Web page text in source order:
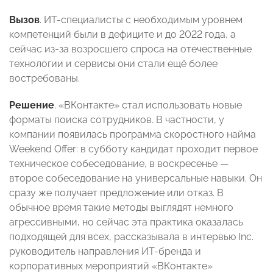
Вызов. ИТ-специалисты с необходимым уровнем
компетенций были в дефиците и до 2022 года, а
сейчас из-за возросшего спроса на отечественные
технологии и сервисы они стали ещё более
востребованы.
Решение. «ВКонтакте» стал использовать новые
форматы поиска сотрудников. В частности, у
компании появилась программа скоростного найма
Weekend Offer: в субботу кандидат проходит первое
техническое собеседование, в воскресенье —
второе собеседование на универсальные навыки. Он
сразу же получает предложение или отказ. В
обычное время такие методы выглядят немного
агрессивными, но сейчас эта практика оказалась
подходящей для всех, рассказывала в интервью Inc.
руководитель направления ИТ-бренда и
корпоративных мероприятий «ВКонтакте»